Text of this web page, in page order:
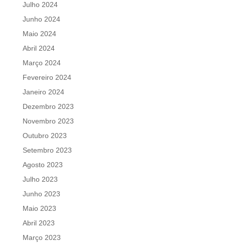
Julho 2024
Junho 2024
Maio 2024
Abril 2024
Março 2024
Fevereiro 2024
Janeiro 2024
Dezembro 2023
Novembro 2023
Outubro 2023
Setembro 2023
Agosto 2023
Julho 2023
Junho 2023
Maio 2023
Abril 2023
Março 2023